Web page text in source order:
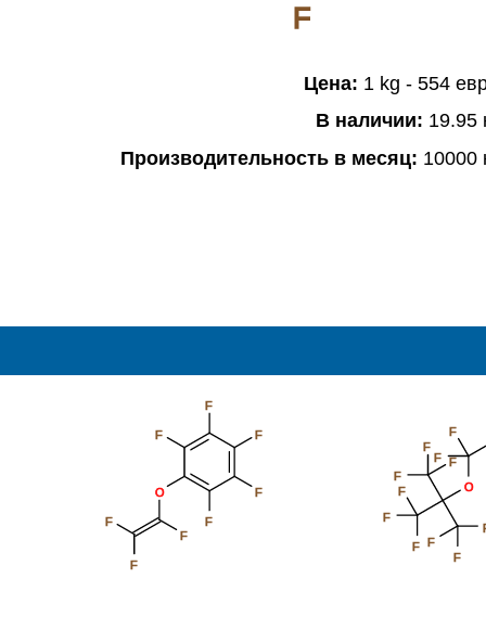
F
Цена: 1 kg - 554
В наличии: 19.95
Производительность в месяц: 10000
F
F
F
F
F
O
F
F
F
O
F
F
F
F
F
F
F
F
F
F